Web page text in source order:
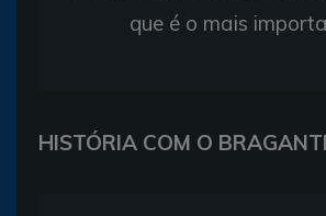
que é o mais
HISTÓRIA COM O